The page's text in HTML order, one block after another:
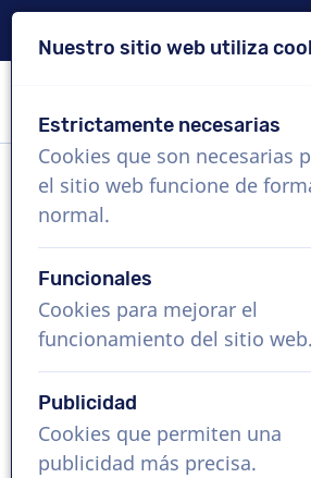
VoiceProductions
Thomas
US$ 369,95
Vídeo corporativo , 1 - 250 palabras
Solicita una demo gratis
Nuestro sitio web utiliza
Estrictamente necesarias
Cookies que son necesarias
el sitio web funcione de
normal.
Funcionales
Cookies para mejorar el
funcionamiento del sitio web.
Publicidad
Cookies que permiten una
publicidad más precisa.